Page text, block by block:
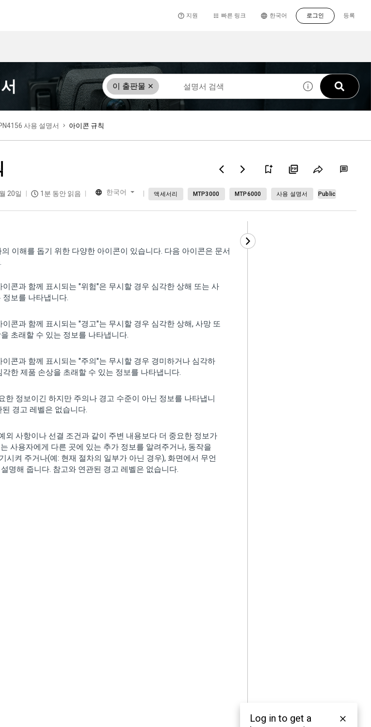
지원 빠른 링크 등록
한국어 로그인
이 출판물
사용 설명서 아이콘 규칙
20일 1분 동안 읽음 한국어 액세서리 MTP3000 MTP6000 사용 설명서 Public
이해를 돕기 위한 다양한 아이콘이 있습니다. 다음 아이콘은 문서
이콘과 함께 표시되는 "위험"은 무시할 경우 심각한 상해 또는 사
보를 나타냅니다.
이콘과 함께 표시되는 "경고"는 무시할 경우 심각한 상해, 사망 또
초래할 수 있는 정보를 나타냅니다.
이콘과 함께 표시되는 "주의"는 무시할 경우 경미하거나 심각하
각한 제품 손상을 초래할 수 있는 정보를 나타냅니다.
한 정보이긴 하지만 주의나 경고 수준이 아닌 정보를 나타냅니
경고 레벨은 없습니다.
외 사항이나 선결 조건과 같이 주변 내용보다 더 중요한 정보가
사용자에게 다른 곳에 있는 추가 정보를 알려주거나, 동작을
시켜 주거나(예: 현재 절차의 일부가 아닌 경우), 화면에서 무언
명해 줍니다. 참고와 연관된 경고 레벨은 없습니다.
Log in to get a